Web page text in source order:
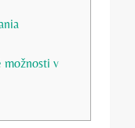
možnosti v